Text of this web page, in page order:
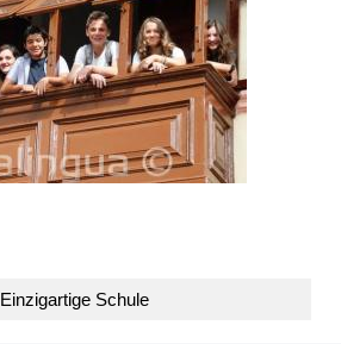
Einzigartige Schule